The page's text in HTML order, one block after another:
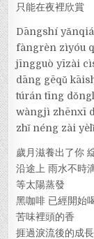
只能在夜裡欣賞
Dāngshí
fàngrèn zìyóu
jīngguò yīzài
dāng gēqǔ
túrán tīng
wàngjì zhēnxī
zhǐ néng zài
歲月滋養出了你
沿途上 雨水不時
等太陽蒸發
黑咖啡 已經開始
苦味裡頭的香
捱過淚流後的成長